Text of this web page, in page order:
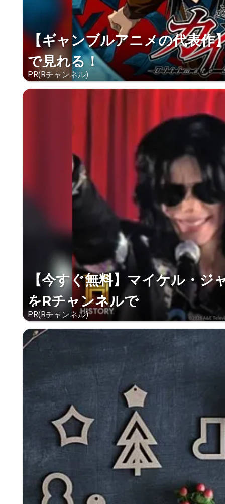
【ギャンブルアニメの代表作
で見れる！
PR(Rチャンネル)
【今すぐ無料】マイケル・ジ
をRチャンネルで
PR(Rチャンネル)